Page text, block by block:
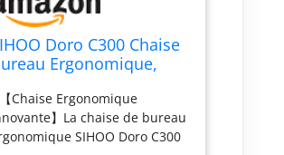
Doro C300 Chaise
Ergonomique,
Noir
【Chaise Ergonomique
】La chaise de bureau
SIHOO Doro C300